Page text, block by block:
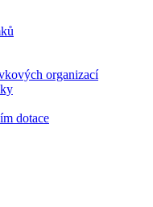
organizací
dotace